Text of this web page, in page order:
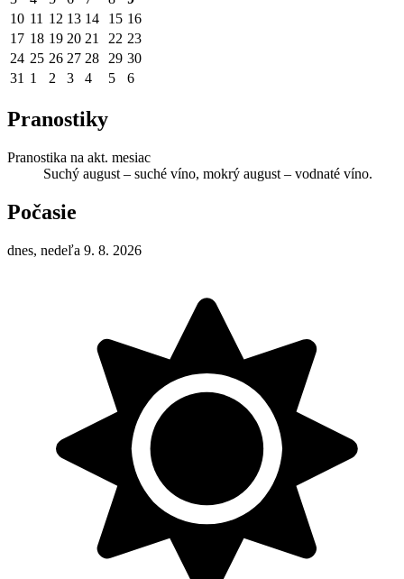
10 11 12 13 14 15 16
17 18 19 20 21 22 23
24 25 26 27 28 29 30
31 1 2 3 4 5 6
Pranostiky
Pranostika na akt. mesiac
Suchý august – suché víno, mokrý august – vodnaté víno.
Počasie
dnes, nedeľa 9. 8. 2026